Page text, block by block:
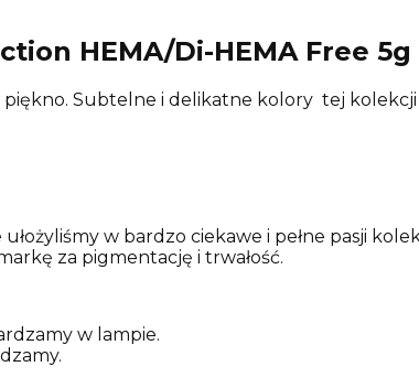
HEMA/Di-HEMA Free 5g
Subtelne i delikatne kolory tej
w bardzo ciekawe i pełne pasji
za pigmentację i trwałość.
w lampie.